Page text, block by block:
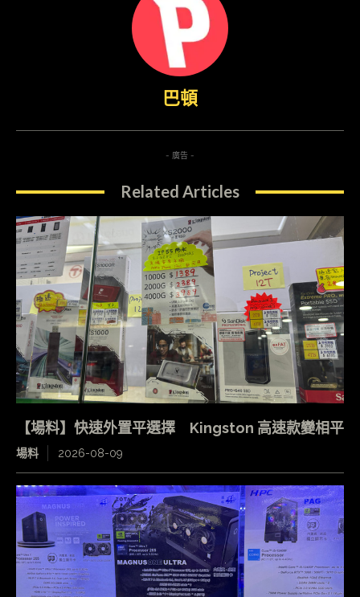
巴頓
- 廣告 -
Related Articles
【場料】快速外置平選擇 Kingston 高速款變相平
場料 2026-08-09